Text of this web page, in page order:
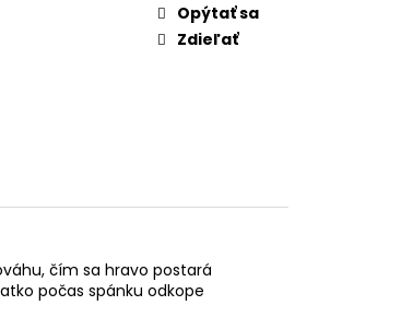
Opýtať sa
Zdieľať
čím sa hravo postará
počas spánku odkope